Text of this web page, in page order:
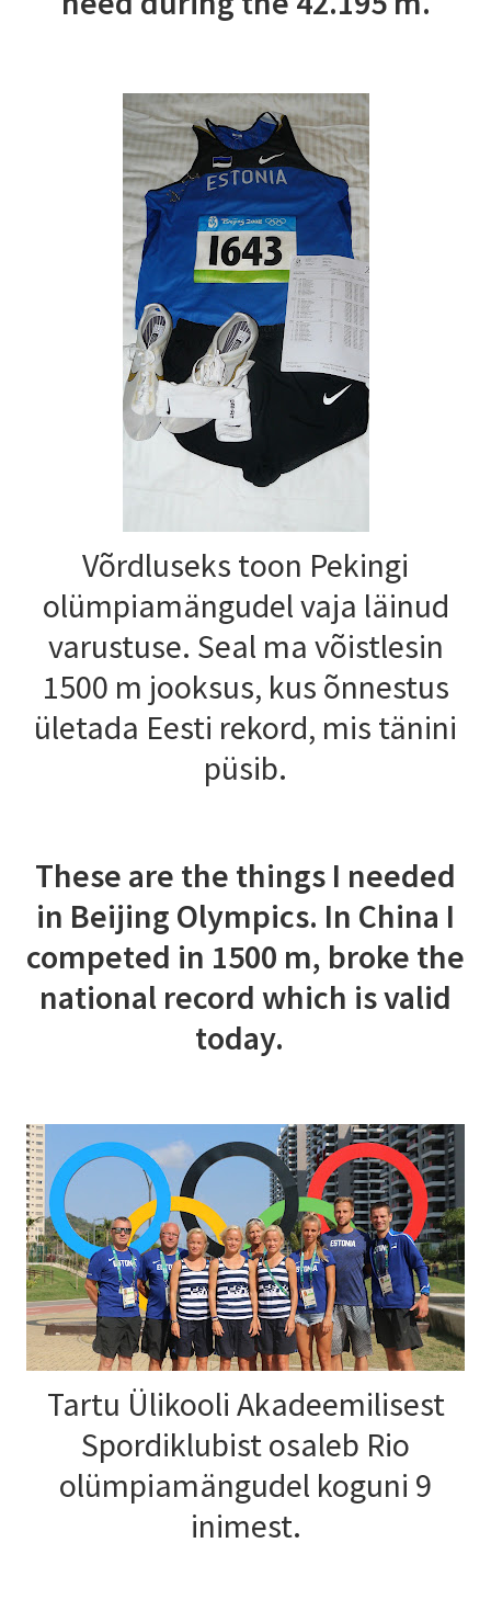
Võrdluseks toon Pekingi
olümpiamängudel vaja läinud
varustuse. Seal ma võistlesin
1500 m jooksus, kus õnnestus
ületada Eesti rekord, mis tänini
püsib.
These are the things I needed
in Beijing Olympics. In China I
competed in 1500 m, broke the
national record which is valid
today.
Tartu Ülikooli Akadeemilisest
Spordiklubist osaleb Rio
olümpiamängudel koguni 9
inimest.